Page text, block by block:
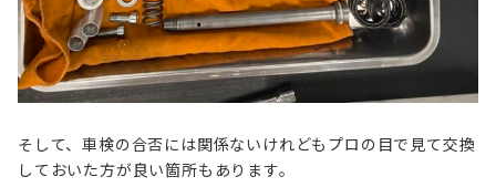
そして、車検の合否には関係ないけれどもプロの目で見て交換
しておいた方が良い箇所もあります。